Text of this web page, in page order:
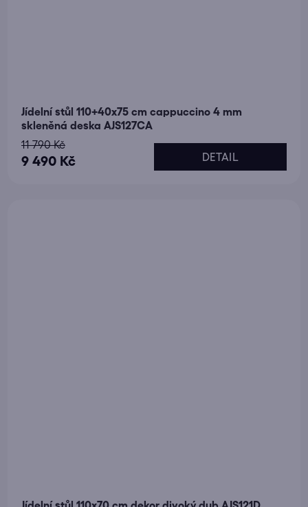
Jídelní stůl 110+40x75 cm cappuccino 4 mm
skleněná deska AJS127CA
9 490 Kč
11 790 Kč
DETAIL